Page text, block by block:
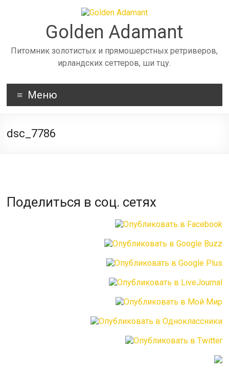
Golden Adamant
Питомник золотистых и прямошерстных ретриверов,
ирландских сеттеров, ши тцу.
Меню
dsc_7786
Поделиться в соц. сетях